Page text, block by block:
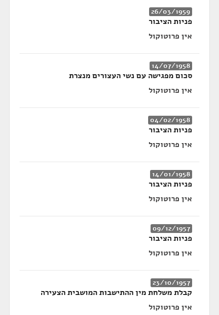
26/03/1959
פניות הציבור
אין פרוטוקול
14/07/1958
סכום מפגישה עם נשי העצורים מנצרת
אין פרוטוקול
04/02/1958
פניות הציבור
אין פרוטוקול
14/01/1958
פניות הציבור
אין פרוטוקול
09/12/1957
פניות הציבור
אין פרוטוקול
23/10/1957
קבלת משלחת מין ההתישבות המושבית הצעירה
אין פרוטוקול